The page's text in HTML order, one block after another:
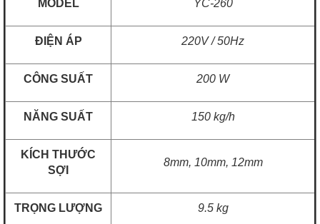
MODEL YC-260
ĐIỆN ÁP 220V / 50Hz
CÔNG SUẤT 200 W
NĂNG SUẤT 150 kg/h
KÍCH THƯỚC
SỢI
8mm, 10mm, 12mm
TRỌNG LƯỢNG 9.5 kg